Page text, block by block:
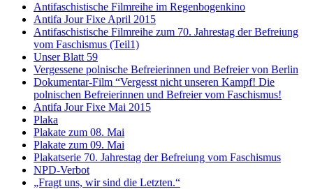
Antifaschistische Filmreihe im Regenbogenkino
Antifa Jour Fixe April 2015
Antifaschistische Filmreihe zum 70. Jahrestag der Befreiung
vom Faschismus (Teil1)
Unser Blatt 59
Vergessene polnische Befreierinnen und Befreier von Berlin
Dokumentar-Film “Vergesst nicht unseren Kampf! Die
polnischen Befreierinnen und Befreier vom Faschismus!
Antifa Jour Fixe Mai 2015
Plaka
Plakate zum 08. Mai
Plakate zum 09. Mai
Plakatserie 70. Jahrestag der Befreiung vom Faschismus
NPD-Verbot
„Fragt uns, wir sind die Letzten.“